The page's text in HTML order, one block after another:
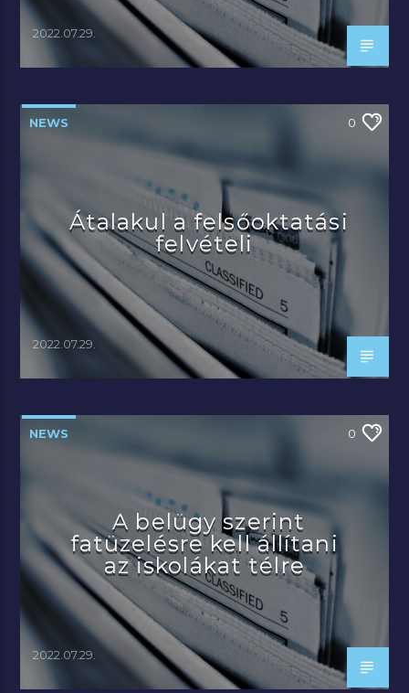
2022.07.29.
NEWS 0
Átalakul a felsőoktatási
felvételi
2022.07.29.
NEWS 0
A belügy szerint
fatüzelésre kell állítani
az iskolákat télre
2022.07.29.